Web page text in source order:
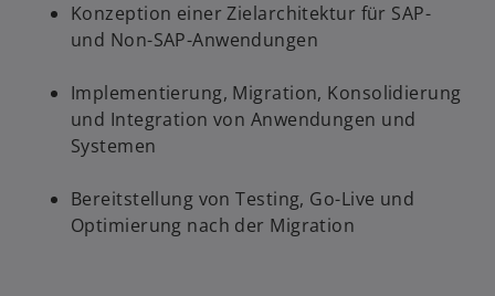
Konzeption einer Zielarchitektur für SAP-
und Non-SAP-Anwendungen
Implementierung, Migration, Konsolidierung
und Integration von Anwendungen und
Systemen
Bereitstellung von Testing, Go-Live und
Optimierung nach der Migration